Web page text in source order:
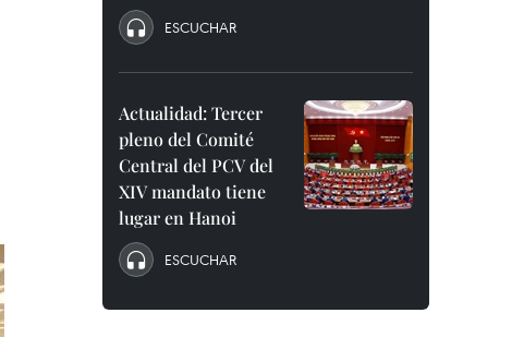
ESCUCHAR
Actualidad: Tercer
pleno del Comité
Central del PCV del
XIV mandato tiene
lugar en Hanoi
ESCUCHAR